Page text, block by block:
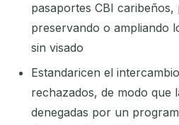
pasaportes CBI caribeños,
preservando o ampliando
sin visado
Estandaricen el
rechazados, de modo que
denegadas por un